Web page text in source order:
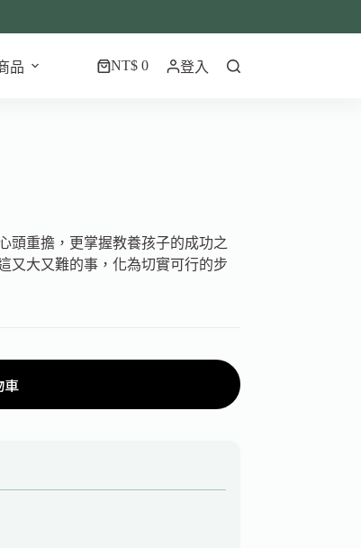
品 NT$0 登入
頭重擔，更掌握教養孩子的成功之
又大又難的事，化為切實可行的步
車